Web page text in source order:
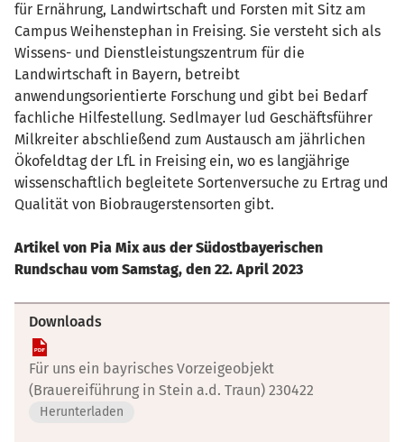
für Ernährung, Landwirtschaft und Forsten mit Sitz am
Campus Weihenstephan in Freising. Sie versteht sich als
Wissens- und Dienstleistungszentrum für die
Landwirtschaft in Bayern, betreibt
anwendungsorientierte Forschung und gibt bei Bedarf
fachliche Hilfestellung. Sedlmayer lud Geschäftsführer
Milkreiter abschließend zum Austausch am jährlichen
Ökofeldtag der LfL in Freising ein, wo es langjährige
wissenschaftlich begleitete Sortenversuche zu Ertrag und
Qualität von Biobraugerstensorten gibt.
Artikel von Pia Mix aus der Südostbayerischen
Rundschau vom Samstag, den 22. April 2023
Downloads
Für uns ein bayrisches Vorzeigeobjekt
(Brauereiführung in Stein a.d. Traun) 230422
Herunterladen